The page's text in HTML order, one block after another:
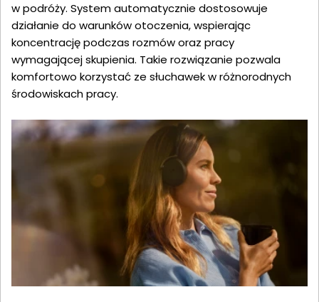
w podróży. System automatycznie dostosowuje
działanie do warunków otoczenia, wspierając
koncentrację podczas rozmów oraz pracy
wymagającej skupienia. Takie rozwiązanie pozwala
komfortowo korzystać ze słuchawek w różnorodnych
środowiskach pracy.